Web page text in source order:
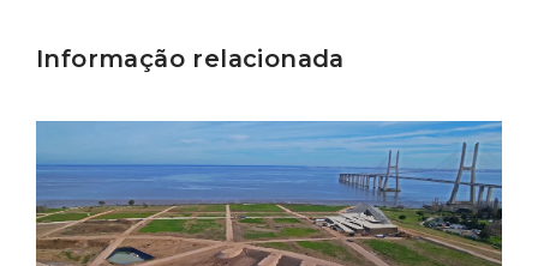
Informação relacionada